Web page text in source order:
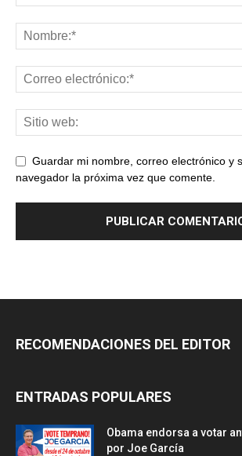
Guardar mi nombre, correo electrónico y
navegador la próxima vez que comente.
RECOMENDACIONES DEL EDITOR
ENTRADAS POPULARES
Obama endorsa a votar
por Joe García